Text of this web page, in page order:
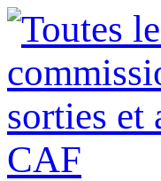
Panneau de gestion des